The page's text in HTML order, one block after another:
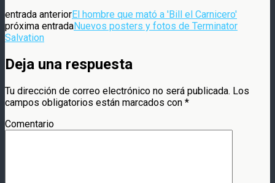
entrada anteriorEl hombre que mató a 'Bill el Carnicero'
próxima entradaNuevos posters y fotos de Terminator
Salvation
Deja una respuesta
Tu dirección de correo electrónico no será publicada. Los
campos obligatorios están marcados con *
Comentario